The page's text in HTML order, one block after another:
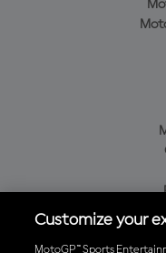
Customize your
MotoGP™ Sports